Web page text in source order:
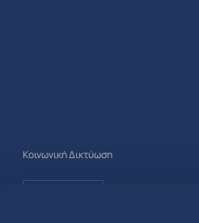
Κοινωνική Δικτύωση